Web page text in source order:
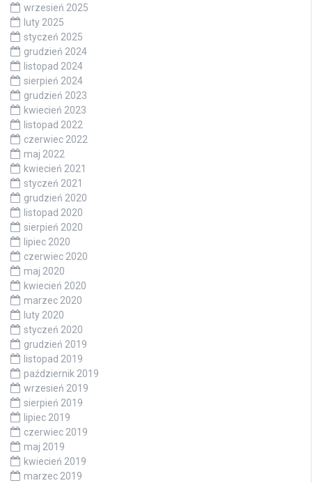
wrzesień 2025
luty 2025
styczeń 2025
grudzień 2024
listopad 2024
sierpień 2024
grudzień 2023
kwiecień 2023
listopad 2022
czerwiec 2022
maj 2022
kwiecień 2021
styczeń 2021
grudzień 2020
listopad 2020
sierpień 2020
lipiec 2020
czerwiec 2020
maj 2020
kwiecień 2020
marzec 2020
luty 2020
styczeń 2020
grudzień 2019
listopad 2019
październik 2019
wrzesień 2019
sierpień 2019
lipiec 2019
czerwiec 2019
maj 2019
kwiecień 2019
marzec 2019